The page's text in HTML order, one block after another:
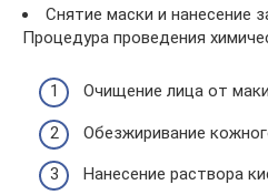
Снятие маски и нанесение
Процедура проведения
Очищение лица от
Обезжиривание
Нанесение раствора